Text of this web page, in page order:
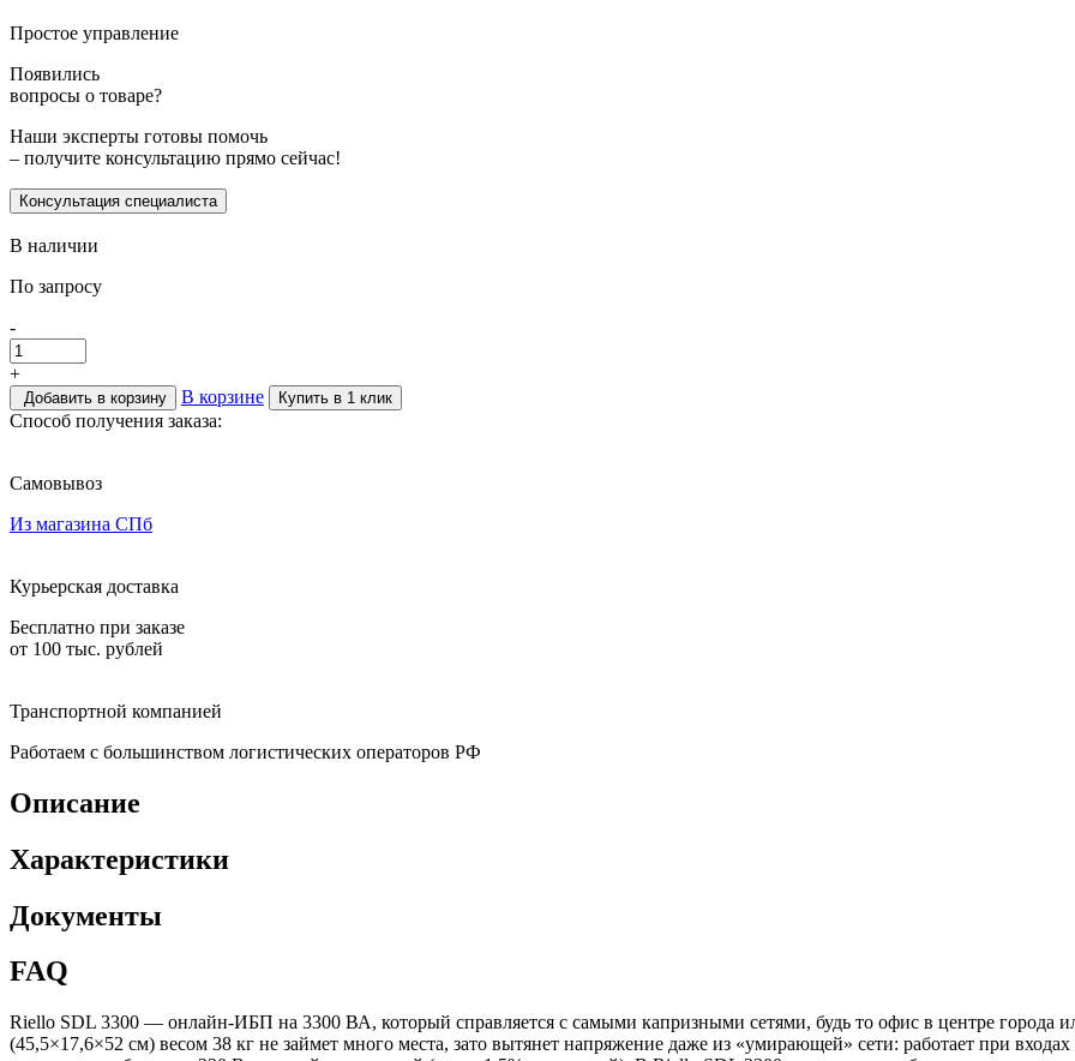
Простое управление
Появились
вопросы о товаре?
Наши эксперты готовы помочь
– получите консультацию прямо сейчас!
Консультация специалиста
В наличии
По запросу
-
+
Добавить в корзину В корзине Купить в 1 клик
Способ получения заказа:
Самовывоз
Из магазина СПб
Курьерская доставка
Бесплатно при заказе
от 100 тыс. рублей
Транспортной компанией
Работаем с большинством логистических операторов РФ
Описание
Характеристики
Документы
FAQ
Riello SDL 3300 — онлайн-ИБП на 3300 ВА, который справляется с самыми капризными сетями, будь то офис в центре города
(45,5×17,6×52 см) весом 38 кг не займет много места, зато вытянет напряжение даже из «умирающей» сети: работает при